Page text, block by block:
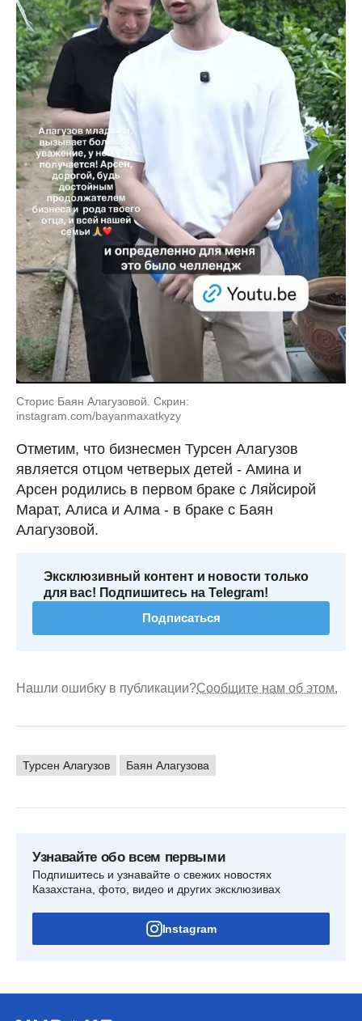
Сторис Баян Алагузовой. Скрин:
instagram.com/bayanmaxatkyzy
Отметим, что бизнесмен Турсен Алагузов
является отцом четверых детей - Амина и
Арсен родились в первом браке с Ляйсирой
Марат, Алиса и Алма - в браке с Баян
Алагузовой.
Эксклюзивный контент и новости только
для вас! Подпишитесь на Telegram!
Подписаться
Нашли ошибку в публикации?Сообщите нам об этом.
Турсен Алагузов Баян Алагузова
Узнавайте обо всем первыми
Подпишитесь и узнавайте о свежих новостях
Казахстана, фото, видео и других эксклюзивах
Instagram